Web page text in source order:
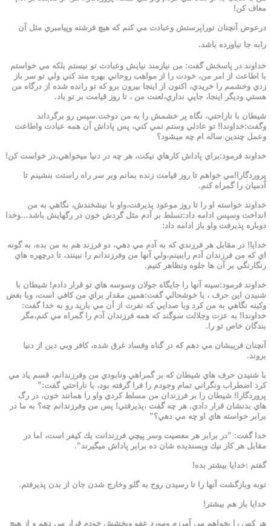
معاف كن!
درعوض آنچنان توراپرستش وعبادت مي كنم كه هيچ فرشته وپيامبري مثل آن
رابه جا نياورده باشد.
خداوند در پاسخش گفت: من نيازمند نيايش وعبادت تو نيستم بلكه مي خواستم
با اطاعت از امر من، خودت را از مواهب روحاني بهره مند كني ولي تو سر باز
زدي وخشمم را خريدي، اكنون از اينجا بيرون برو كه تو رانده شده از درگاه من
هستي وديگر اينجا، جايي نداري،لعنت من ، تا روز قيامت بر تو باد.
شيطان با ناراحتي، نگاه پر خشمش را به من دوخت.سپس رو برگرداند
وگفت:خداوندا! تو عادلي وستم نمي كني، پس پاداش آن همه عبادت واطاعت
وعمل چندين ساله ام چه ميشود؟
خداوند فرمود:براي پاداش كارهاي نيكت، هر چه در دنيا ميخواهي،در خواست كن!
پروردگارا!مي خواهم تا روز قيامت زنده بمانم وبر سر راه راستت بنشينم تا
آدميان را گمراه كنم.
خداوند خواسته او را تا روز موعود پذيرفت،واو با نيشخندش، نگاهي به من
انداخت وسپس ادامه داد:تسلط بر آدم مثل گردش خون در رگهايش باشد…وخدا
دوباره پذيرفت واو باز ادامه داد:
خدايا! در مقابل هر فرزندي كه به آدم مي دهي، دو فرزند هم به من بده، به گونه
اي كه من فرزندان آدم راببينم،ولي آنها من وفرزندانم را نبينند، تا درچهره هاي
رنگارنگي بر آن ها جلوه وتظاهر كنيم.
خداوند فرمود:سينه آنها را جايگاه جولان وسوسه هاي تو قرار دادم! شيطان با
شنيدن اين حرف ، با خوشحالي گفت:همين مقدار براي من كافي است، وبا بغض
وكينه نگاهي به من كرد وبا صدايي كه نفرت از آن مي باريد رو به خدا گفت:
خداوندا! به عزت وجلالت سوگند كه همه فرزندان آدم را گمراه مي كنم،مگر
بندگان خاص تو را.
آنچنان فريبشان مي دهم كه در گناه وفساد غرق شده، كافر وبي دين از دنيا
بروند.
با شنيدن حرف هاي شيطان كه بر گمراهي ونابودي من وفرزندانم، قسم ياد مي
كرد اضطراب ونگراني تمام وجودم را فرا گرفته بود، با ناراحتي گفت:”
پروردگارا! شيطان را بر فرزندان من مسلط كردي واو را همانند خون، در رگ
هاي بدنشان قرار دادي. هر چه گفت ،پذيرفتي! پس من وفرزندانم چه؟ به ما در
برابر خواسته هاي او چه مي دهي؟”
خدا گفت: ”در برابر هر معصيت وسر پيچي فرزندانت يك كيفر است، اما در
مقابل هر كار نيك وپسنديده شان ده برابر پاداش ميگيرند”.
گفتم :خدايا بيشتر بده!
توبه وبازگشت آنها را تا رسيدن روح به گلو وخارج شدن جان از بدن پذيرفتم.
خدايا باز هم بيشتر!
هر كس را بخواهم مي آمرزم ومورد عفو وبخشش خودم قرار مي دهم و از هيچ